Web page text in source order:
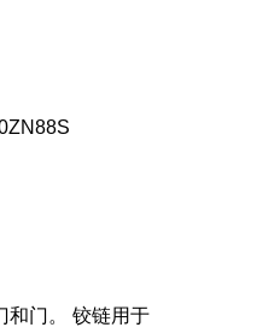
和门。 铰链用于